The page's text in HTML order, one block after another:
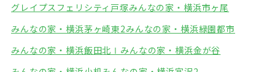
グレイプスフェリシティ戸塚みんなの家・横浜市ヶ尾
みんなの家・横浜茅ヶ崎東2みんなの家・横浜緑園都市
みんなの家・横浜飯田北Ⅰ みんなの家・横浜金が谷